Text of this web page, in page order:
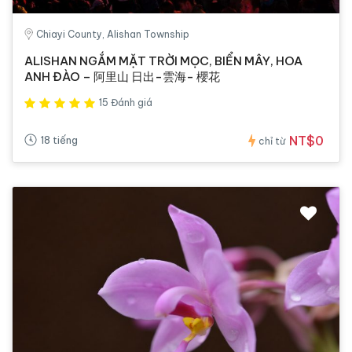
Chiayi County, Alishan Township
ALISHAN NGẮM MẶT TRỜI MỌC, BIỂN MÂY, HOA
ANH ĐÀO – 阿里山 日出-雲海- 櫻花
15 Đánh giá
18 tiếng chỉ từ NT$0